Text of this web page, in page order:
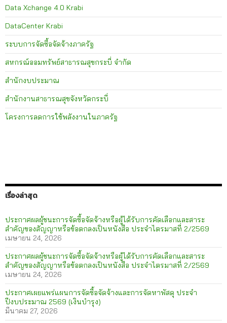
Data Xchange 4.0 Krabi
DataCenter Krabi
ระบบการจัดซื้อจัดจ้างภาครัฐ
สหกรณ์ออมทรัพย์สาธารณสุขกระบี่ จำกัด
สำนักงบประมาณ
สำนักงานสาธารณสุขจังหวัดกระบี่
โครงการลดการใช้พลังงานในภาครัฐ
เรื่องล่าสุด
ประกาศผลผู้ชนะการจัดซื้อจัดจ้างหรือผู้ได้รับการคัดเลือกและสาระ
สำคัญของสัญญาหรือข้อตกลงเป็นหนังสือ ประจำไตรมาสที่ 2/2569
เมษายน 24, 2026
ประกาศผลผู้ชนะการจัดซื้อจัดจ้างหรือผู้ได้รับการคัดเลือกและสาระ
สำคัญของสัญญาหรือข้อตกลงเป็นหนังสือ ประจำไตรมาสที่ 2/2569
เมษายน 24, 2026
ประกาศเผยแพร่แผนการจัดซื้อจัดจ้างและการจัดหาพัสดุ ประจำ
ปีงบประมาณ 2569 (เงินบำรุง)
มีนาคม 27, 2026